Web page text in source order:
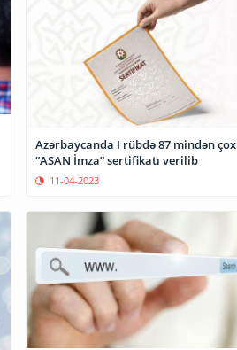
Azərbaycanda I rübdə 87 mindən çox
“ASAN İmza” sertifikatı verilib
11-04-2023